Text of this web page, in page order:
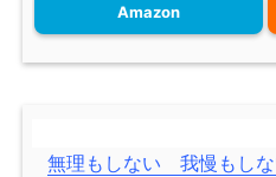
Amazon
無理もしない 我慢もし